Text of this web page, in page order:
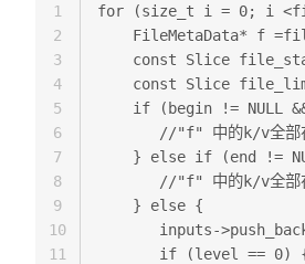
for (size_t i = 0; i
FileMetaData* f
const Slice
const Slice
if (begin != NULL
//"f" 中的k/v全
} else if (end !=
//"f" 中的k/v全
    } else {
inputs-
if (level == 0)
1
2
3
4
5
6
7
8
9
10
11